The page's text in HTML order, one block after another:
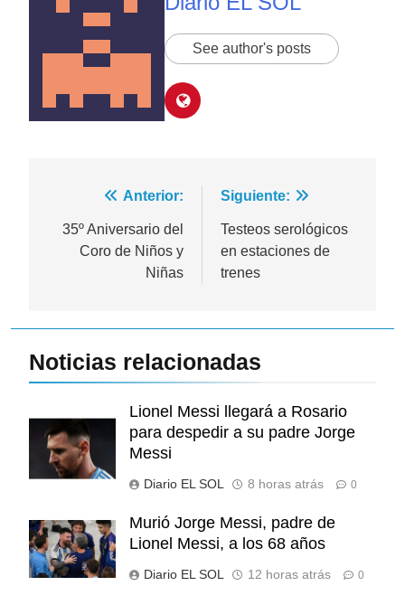
See author's posts
Navegación
de
Anterior:
35º Aniversario del
Coro de Niños y
Niñas
Siguiente:
Testeos serológicos
en estaciones de
trenes
Noticias relacionadas
Lionel Messi llegará a Rosario
para despedir a su padre Jorge
Messi
Diario EL SOL 8 horas atrás 0
Murió Jorge Messi, padre de
Lionel Messi, a los 68 años
Diario EL SOL 12 horas atrás 0